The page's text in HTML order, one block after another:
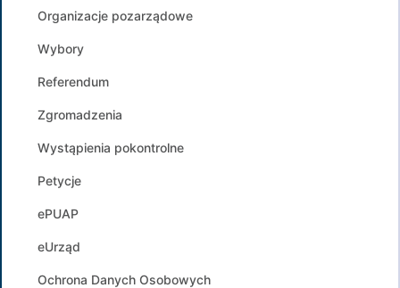
Organizacje pozarządowe
Wybory
Referendum
Zgromadzenia
Wystąpienia pokontrolne
Petycje
ePUAP
eUrząd
Ochrona Danych Osobowych